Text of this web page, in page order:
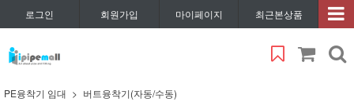
로그인 회원가입 마이페이지 최근본상품
PE융착기 임대 버트융착기(자동/수동)